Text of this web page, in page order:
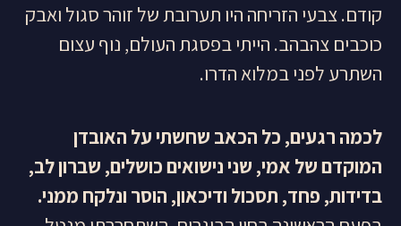
קודם. צבעי הזריחה היו תערובת של זוהר סגול ואבק
כוכבים צהבהב. הייתי בפסגת העולם, נוף עצום
השתרע לפני במלוא הדרו.
לכמה רגעים, כל הכאב שחשתי על האובדן
המוקדם של אמי, שני נישואים כושלים, שברון לב,
בדידות, פחד, תסכול ודיכאון, הוסר ונלקח ממני.